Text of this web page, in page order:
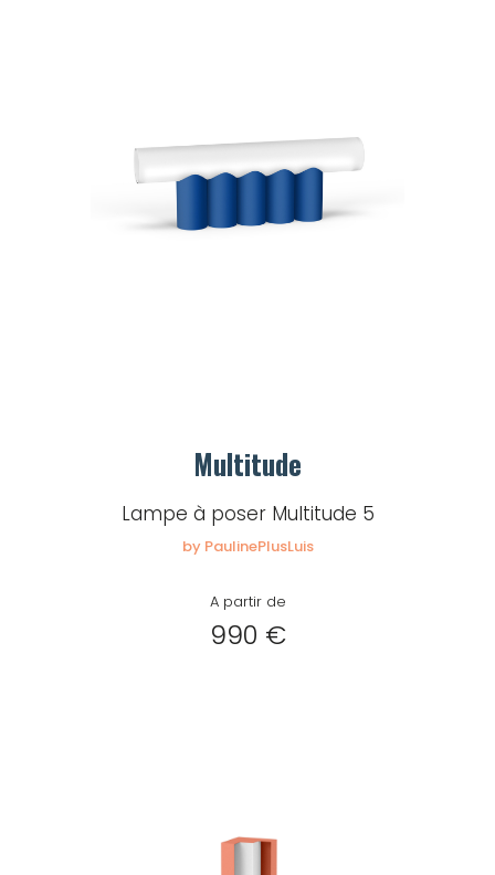
Multitude
Lampe à poser Multitude 5
by PaulinePlusLuis
A partir de
990 €